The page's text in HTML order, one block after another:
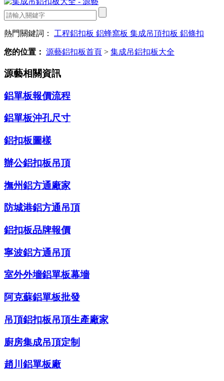
熱門關鍵詞： 工程鋁扣板 鋁蜂窩板 集成吊頂扣板 鋁條扣
您的位置： 源藝鋁扣板首頁 > 集成吊鋁扣板大全
源藝相關資訊
鋁單板報價流程
鋁單板沖孔尺寸
鋁扣板圖樣
辦公鋁扣板吊頂
撫州鋁方通廠家
防城港鋁方通吊頂
鋁扣板品牌報價
寧波鋁方通吊頂
室外外墻鋁單板幕墻
阿克蘇鋁單板批發
吊頂鋁扣板吊頂生產廠家
廚房集成吊頂定制
趙川鋁單板廠